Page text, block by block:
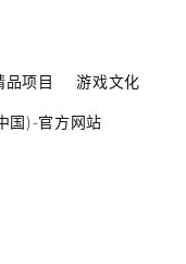
品项目 游戏文化
国)-官方网站